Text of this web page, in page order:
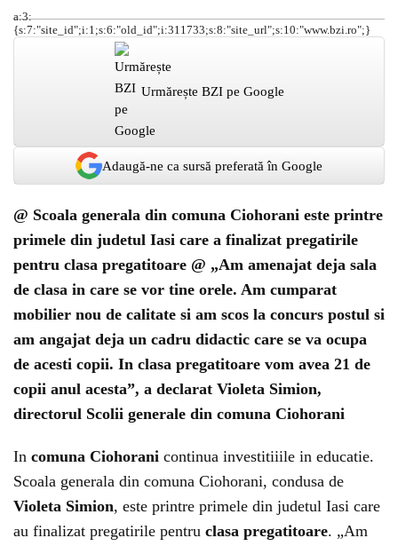
a:3:
{s:7:"site_id";i:1;s:6:"old_id";i:311733;s:8:"site_url";s:10:"www.bzi.ro";}
Urmărește BZI pe Google
Adaugă-ne ca sursă preferată în Google
@ Scoala generala din comuna Ciohorani este printre
primele din judetul Iasi care a finalizat pregatirile
pentru clasa pregatitoare @ „Am amenajat deja sala
de clasa in care se vor tine orele. Am cumparat
mobilier nou de calitate si am scos la concurs postul si
am angajat deja un cadru didactic care se va ocupa
de acesti copii. In clasa pregatitoare vom avea 21 de
copii anul acesta”, a declarat Violeta Simion,
directorul Scolii generale din comuna Ciohorani
In comuna Ciohorani continua investitiiile in educatie.
Scoala generala din comuna Ciohorani, condusa de
Violeta Simion, este printre primele din judetul Iasi care
au finalizat pregatirile pentru clasa pregatitoare. „Am